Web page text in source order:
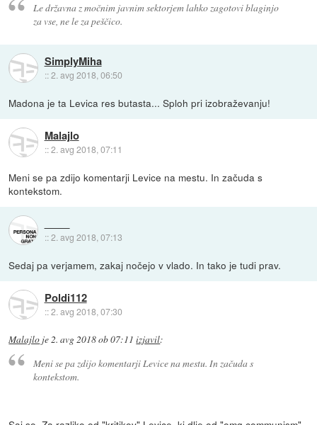
Le državna z močnim javnim sektorjem lahko zagotovi blaginjo
za vse, ne le za peščico.
SimplyMiha
::2. avg 2018, 06:50
Madona je ta Levica res butasta... Sploh pri izobraževanju!
Malajlo
::2. avg 2018, 07:11
Meni se pa zdijo komentarji Levice na mestu. In začuda s
kontekstom.
::2. avg 2018, 07:13
Sedaj pa verjamem, zakaj nočejo v vlado. In tako je tudi prav.
Poldi112
::2. avg 2018, 07:30
Malajlo je2. avg 2018 ob 07:11 izjavil:
Meni se pa zdijo komentarji Levice na mestu. In začuda s
kontekstom.